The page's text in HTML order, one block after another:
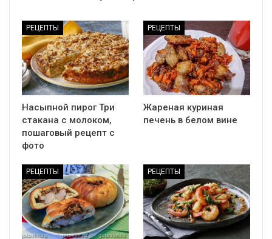
РЕЦЕПТЫ
Насыпной пирог Три
стакана с молоком,
пошаговый рецепт с
фото
РЕЦЕПТЫ
Жареная куриная
печень в белом вине
РЕЦЕПТЫ РЕЦЕПТЫ